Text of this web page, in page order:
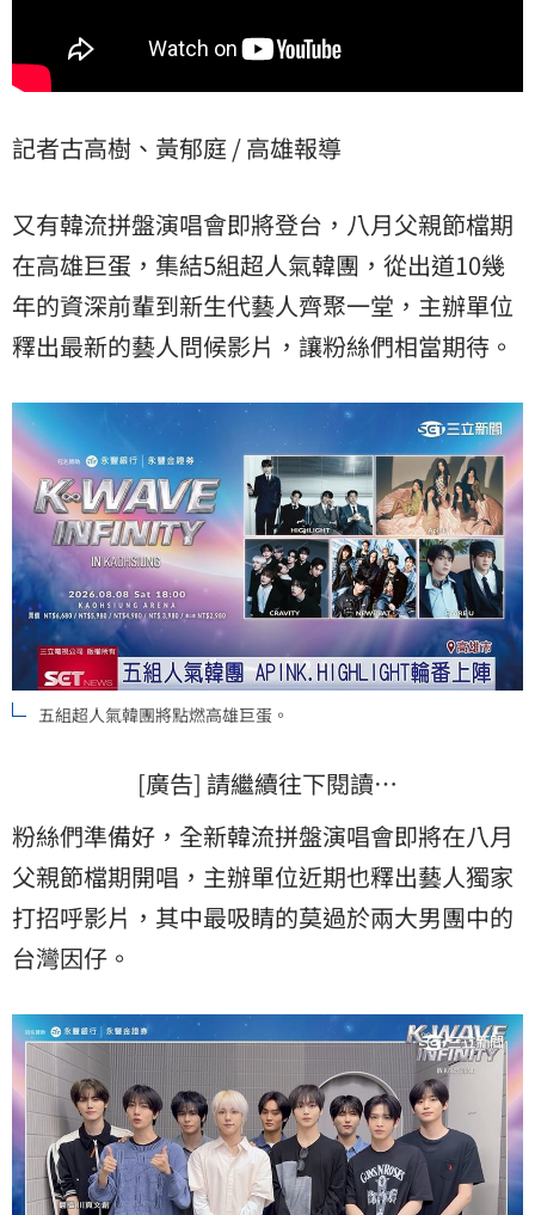
記者古高樹、黃郁庭 / 高雄報導
又有韓流拼盤演唱會即將登台，八月父親節檔期
在高雄巨蛋，集結5組超人氣韓團，從出道10幾
年的資深前輩到新生代藝人齊聚一堂，主辦單位
釋出最新的藝人問候影片，讓粉絲們相當期待。
五組超人氣韓團將點燃高雄巨蛋。
[廣告] 請繼續往下閱讀…
粉絲們準備好，全新韓流拼盤演唱會即將在八月
父親節檔期開唱，主辦單位近期也釋出藝人獨家
打招呼影片，其中最吸睛的莫過於兩大男團中的
台灣因仔。